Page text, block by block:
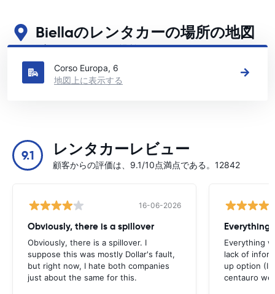
Biellaのレンタカーの場所の地図
Biellaの主要なレンタカーの場所をご覧ください
Corso Europa, 6
地図上に表示する
9.1 レンタカーレビュー
顧客からの評価は、9.1/10点満点である。12842
16-06-2026
Obviously, there is a spillover
Obviously, there is a spillover. I
suppose this was mostly Dollar's fault,
but right now, I hate both companies
just about the same for this.
Everything
Everything
lack of
up option (I
centauro